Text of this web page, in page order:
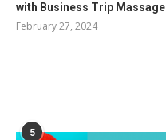
with Business Trip Massage
February 27, 2024
5